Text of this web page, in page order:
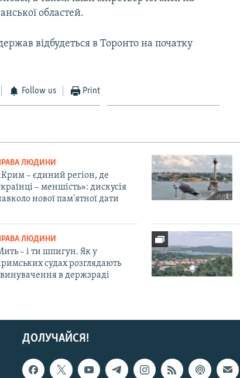
областей.
відбудеться в Торонто на початку
Follow us Print
ЛЮДИНИ
– єдиний регіон, де
– меншість»: дискусія
нової пам'ятної дати
ЛЮДИНИ
– і ти шпигун. Як у
судах розглядають
в держзраді
ДОЛУЧАЙСЯ!